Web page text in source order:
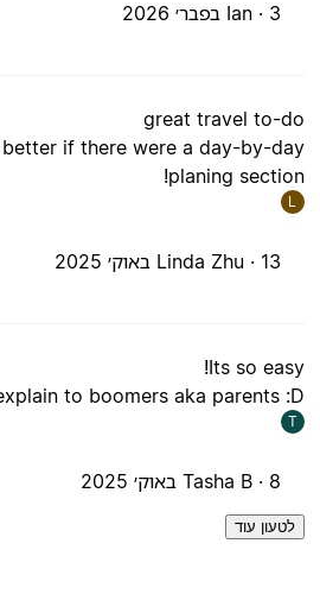
Ian · 3 בפבר׳ 2026
great travel to-do
if there were a day-by-day
planing section!
L
Linda Zhu · 13 באוק׳ 2025
Its so easy!
to boomers aka parents :D
T
Tasha B · 8 באוק׳ 2025
לטעון עוד